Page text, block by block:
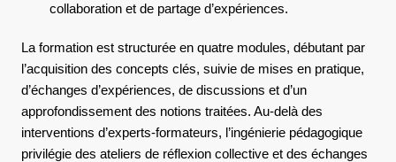
collaboration et de partage d’expériences.
La formation est structurée en quatre modules, débutant par
l’acquisition des concepts clés, suivie de mises en pratique,
d’échanges d’expériences, de discussions et d’un
approfondissement des notions traitées. Au-delà des
interventions d’experts-formateurs, l’ingénierie pédagogique
privilégie des ateliers de réflexion collective et des échanges